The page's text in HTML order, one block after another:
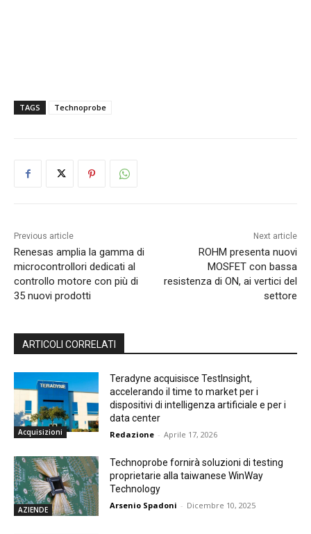
TAGS Technoprobe
Previous article
Renesas amplia la gamma di
microcontrollori dedicati al
controllo motore con più di
35 nuovi prodotti
Next article
ROHM presenta nuovi
MOSFET con bassa
resistenza di ON, ai vertici del
settore
ARTICOLI CORRELATI
Acquisizioni
Teradyne acquisisce TestInsight,
accelerando il time to market per i
dispositivi di intelligenza artificiale e per i
data center
Redazione - Aprile 17, 2026
AZIENDE
Technoprobe fornirà soluzioni di testing
proprietarie alla taiwanese WinWay
Technology
Arsenio Spadoni - Dicembre 10, 2025